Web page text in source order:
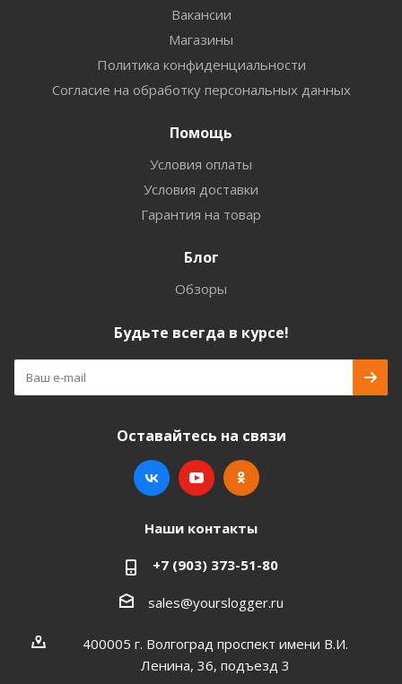
Вакансии
Магазины
Политика конфиденциальности
Согласие на обработку персональных данных
Помощь
Условия оплаты
Условия доставки
Гарантия на товар
Блог
Обзоры
Будьте всегда в курсе!
Оставайтесь на связи
Наши контакты
+7 (903) 373-51-80
sales@yourslogger.ru
400005 г. Волгоград проспект имени В.И.
Ленина, 36, подъезд 3